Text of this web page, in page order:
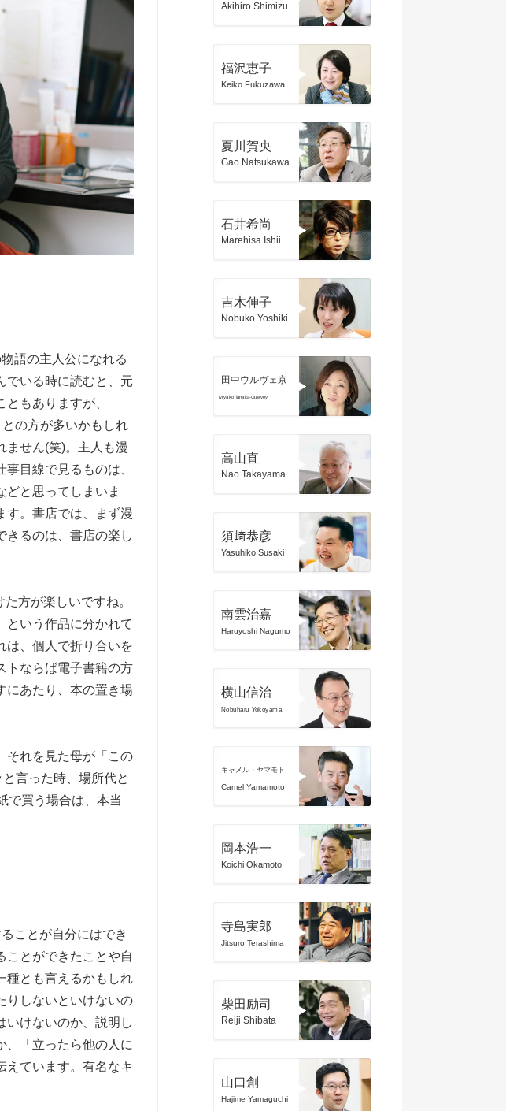
語の主人公になれる
でいる時に読むと、元
もありますが、
との方が多いかもしれ
ません(笑)。主人も漫
目線で見るものは、
どと思ってしまいま
す。書店では、まず漫
きるのは、書店の楽し
方が楽しいですね。
という作品に分かれて
は、個人で折り合いを
トならば電子書籍の方
にあたり、本の置き場
それを見た母が「この
言った時、場所代と
で買う場合は、本当
ことが自分にはでき
ことができたことや自
種とも言えるかもしれ
りしないといけないの
いけないのか、説明し
、「立ったら他の人に
えています。有名なキ
Akihiro Shimizu
福沢恵子
Keiko Fukuzawa
夏川賀央
Gao Natsukawa
石井希尚
Marehisa Ishii
吉木伸子
Nobuko Yoshiki
田中ウルヴェ京
Miyako Tanaka-Oulevey
高山直
Nao Takayama
須﨑恭彦
Yasuhiko Susaki
南雲治嘉
Haruyoshi Nagumo
横山信治
Nobuharu Yokoyama
キャメル・ヤマモト
Camel Yamamoto
岡本浩一
Koichi Okamoto
寺島実郎
Jitsuro Terashima
柴田励司
Reiji Shibata
山口創
Hajime Yamaguchi